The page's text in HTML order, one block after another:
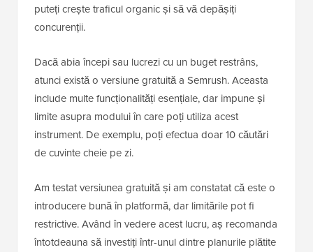
puteți crește traficul organic și să vă depășiți
concurenții.
Dacă abia începi sau lucrezi cu un buget restrâns,
atunci există o versiune gratuită a Semrush. Aceasta
include multe funcționalități esențiale, dar impune și
limite asupra modului în care poți utiliza acest
instrument. De exemplu, poți efectua doar 10 căutări
de cuvinte cheie pe zi.
Am testat versiunea gratuită și am constatat că este o
introducere bună în platformă, dar limitările pot fi
restrictive. Având în vedere acest lucru, aș recomanda
întotdeauna să investiți într-unul dintre planurile plătite